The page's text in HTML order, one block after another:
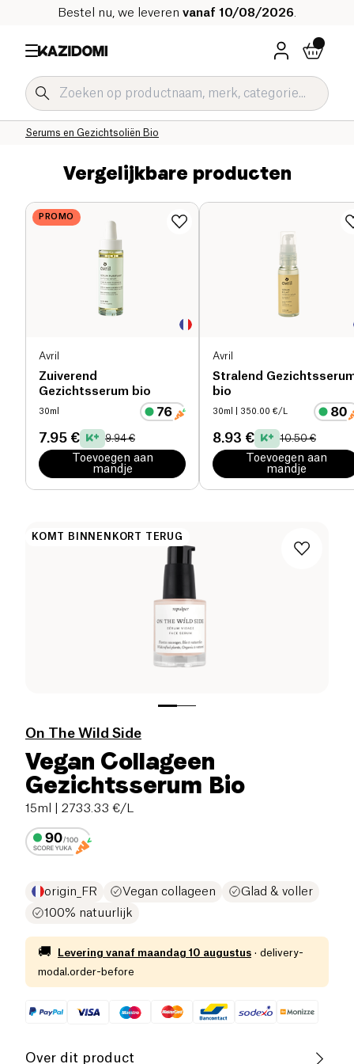
Bestel nu, we leveren vanaf 10/08/2026
Serums en Gezichtsoliën Bio
Crèmes en Serums voor het Gezicht Bio
Hygiëne & Schoonheid
Onze biologische catalogus
Home
Vergelijkbare producten
PROMO
Avril
Zuiverend
Gezichtsserum bio
30ml
7.95 € 9.94 €
Toevoegen aan
mandje
Avril
Stralend
bio
30ml | 350.00 €/L
8.93 € 10.50 €
Toevoegen aan
mandje
KOMT BINNENKORT TERUG
On The Wild Side
Vegan Collageen
Gezichtsserum Bio
15ml | 2733.33 €/L
origin_FR Vegan collageen
Glad & voller
100% natuurlijk
🚚 Levering vanaf maandag 10 augustus · delivery-
modal.order-before
Over dit product